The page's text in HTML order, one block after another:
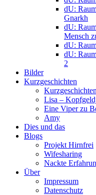
dU:
Gnarkh
dU:
Mensch
dU:
dU:
2
Bilder
Kurzgeschichten
Lisa –
Eine Viper zu
Amy
Dies und das
Blogs
Projekt Hirnfrei
Wifesharing
Nackte
Über
Impressum
Datenschutz